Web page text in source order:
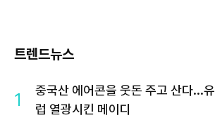
트렌드뉴스
1
중국산 에어콘을 웃돈 주고 산다...유
럽 열광시킨 메이디